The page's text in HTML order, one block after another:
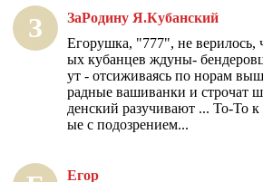
З ЗаРодину Я.Кубанский
Егорушка, "777", не верилось,
ых кубанцев ждуны-
ут - отсиживаясь по норам
радные вашиванки и строчат
денский разучивают ... То-
ые с подозрением...
Егор